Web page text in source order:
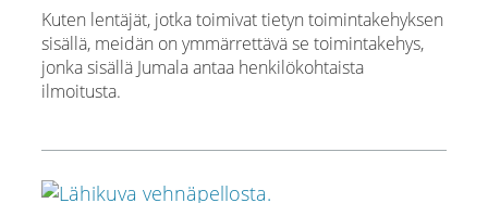
Kuten lentäjät, jotka toimivat tietyn toimintakehyksen
sisällä, meidän on ymmärrettävä se toimintakehys,
jonka sisällä Jumala antaa henkilökohtaista
ilmoitusta.